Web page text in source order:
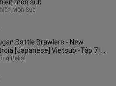
môn sub
Môn Sub
Battle Brawlers - New
[Japanese] Vietsub -Tập 7 |
Binh Bakugan SS2
Belial